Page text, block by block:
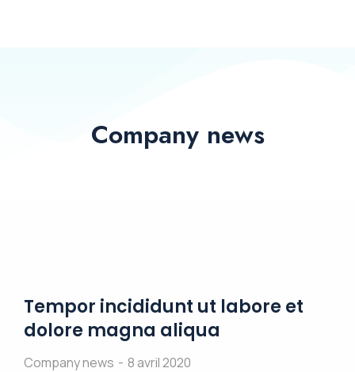
Company news
Tempor incididunt ut labore et
dolore magna aliqua
Company news 8 avril 2020